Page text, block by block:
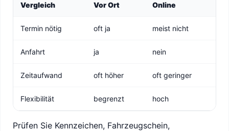
Vergleich Vor Ort Online
Termin nötig oft ja meist nicht
Anfahrt ja nein
Zeitaufwand oft höher oft geringer
Flexibilität begrenzt hoch
Prüfen Sie Kennzeichen, Fahrzeugschein,